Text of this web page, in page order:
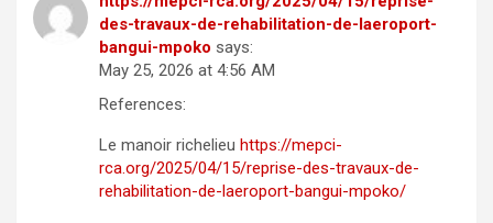
des-travaux-de-rehabilitation-de-laeroport-
bangui-mpoko says:
May 25, 2026 at 4:56 AM
References:
Le manoir richelieu https://mepci-
rca.org/2025/04/15/reprise-des-travaux-de-
rehabilitation-de-laeroport-bangui-mpoko/